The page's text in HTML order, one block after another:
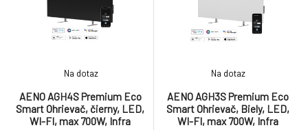
Elektrický olejový radiátor je
možné nastaviť na 3 rôzne
peniaze od prvého spustenia!
Dokonalá kombinácia rýchleho
vykurovania
AENO AGH4S Premium Eco
Smart Ohrievač, čierny, LED,
WI-FI, max 700W, Infra
Na dotaz
AENO AGH3S Premium Eco
Smart Ohrievač, Biely, LED,
WI-FI, max 700W, Infra
Na dotaz